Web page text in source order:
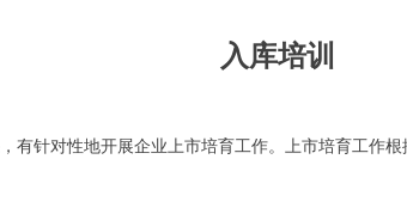
入库培训
有针对性地开展企业上市培育工作。上市培育工作